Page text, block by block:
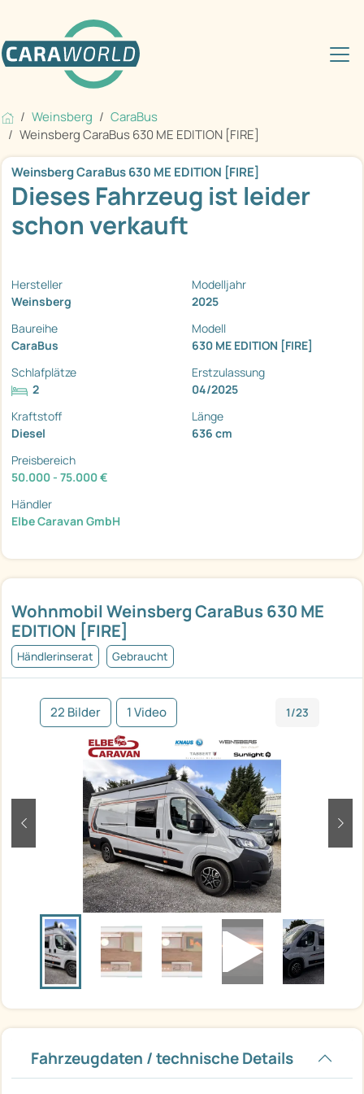
Weinsberg
CaraBus
Weinsberg CaraBus 630 ME EDITION [FIRE]
Wohnmobil Weinsberg CaraBus 630 ME
EDITION [FIRE]
Händlerinserat Gebraucht
22 Bilder 1 Video 1/23
zurück
Fahrzeugdaten / technische Details
Weinsberg CaraBus 630 ME EDITION [FIRE]
Dieses Fahrzeug ist leider
schon verkauft
Hersteller
Weinsberg
Modelljahr
2025
Baureihe
CaraBus
Modell
630 ME EDITION [FIRE]
Schlafplätze
2
Erstzulassung
04/2025
Kraftstoff
Diesel
Länge
636 cm
Preisbereich
50.000 - 75.000 €
Händler
Elbe Caravan GmbH